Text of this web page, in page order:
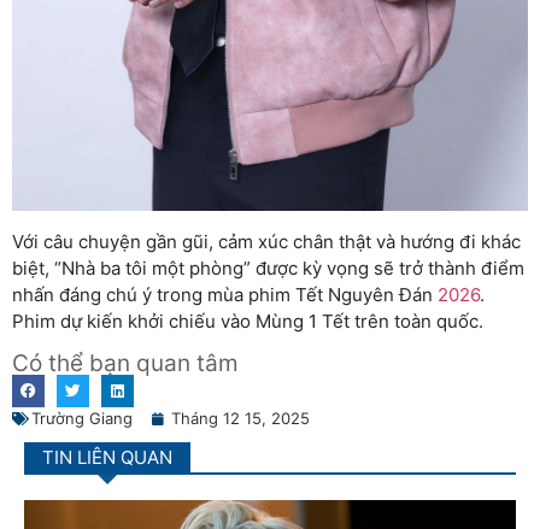
Với câu chuyện gần gũi, cảm xúc chân thật và hướng đi khác
biệt, “Nhà ba tôi một phòng” được kỳ vọng sẽ trở thành điểm
nhấn đáng chú ý trong mùa phim Tết Nguyên Đán 2026.
Phim dự kiến khởi chiếu vào Mùng 1 Tết trên toàn quốc.
Có thể bạn quan tâm
Trường Giang Tháng 12 15, 2025
TIN LIÊN QUAN